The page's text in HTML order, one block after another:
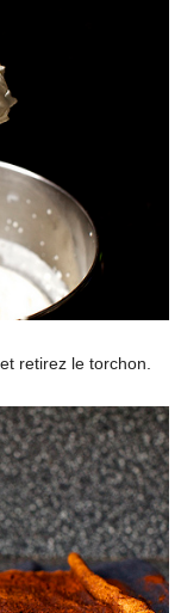
retirez le torchon.